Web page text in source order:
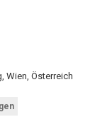
Wien, Österreich